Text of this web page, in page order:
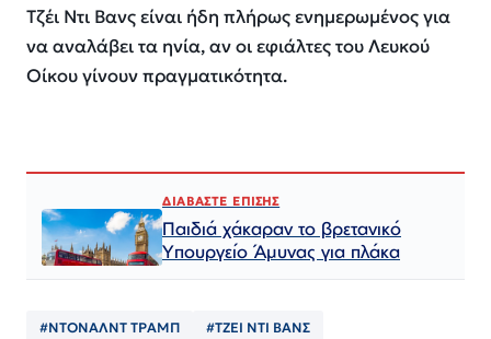
Τζέι Ντι Βανς είναι ήδη πλήρως ενημερωμένος για
να αναλάβει τα ηνία, αν οι εφιάλτες του Λευκού
Οίκου γίνουν πραγματικότητα.
ΔΙΑΒΑΣΤΕ ΕΠΙΣΗΣ
Παιδιά χάκαραν το βρετανικό
Υπουργείο Άμυνας για πλάκα
#ΝΤΟΝΑΛΝΤ ΤΡΑΜΠ #ΤΖΕΙ ΝΤΙ ΒΑΝΣ